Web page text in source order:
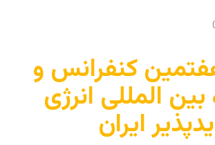
کنفرانس و
المللی انرژی
ایران